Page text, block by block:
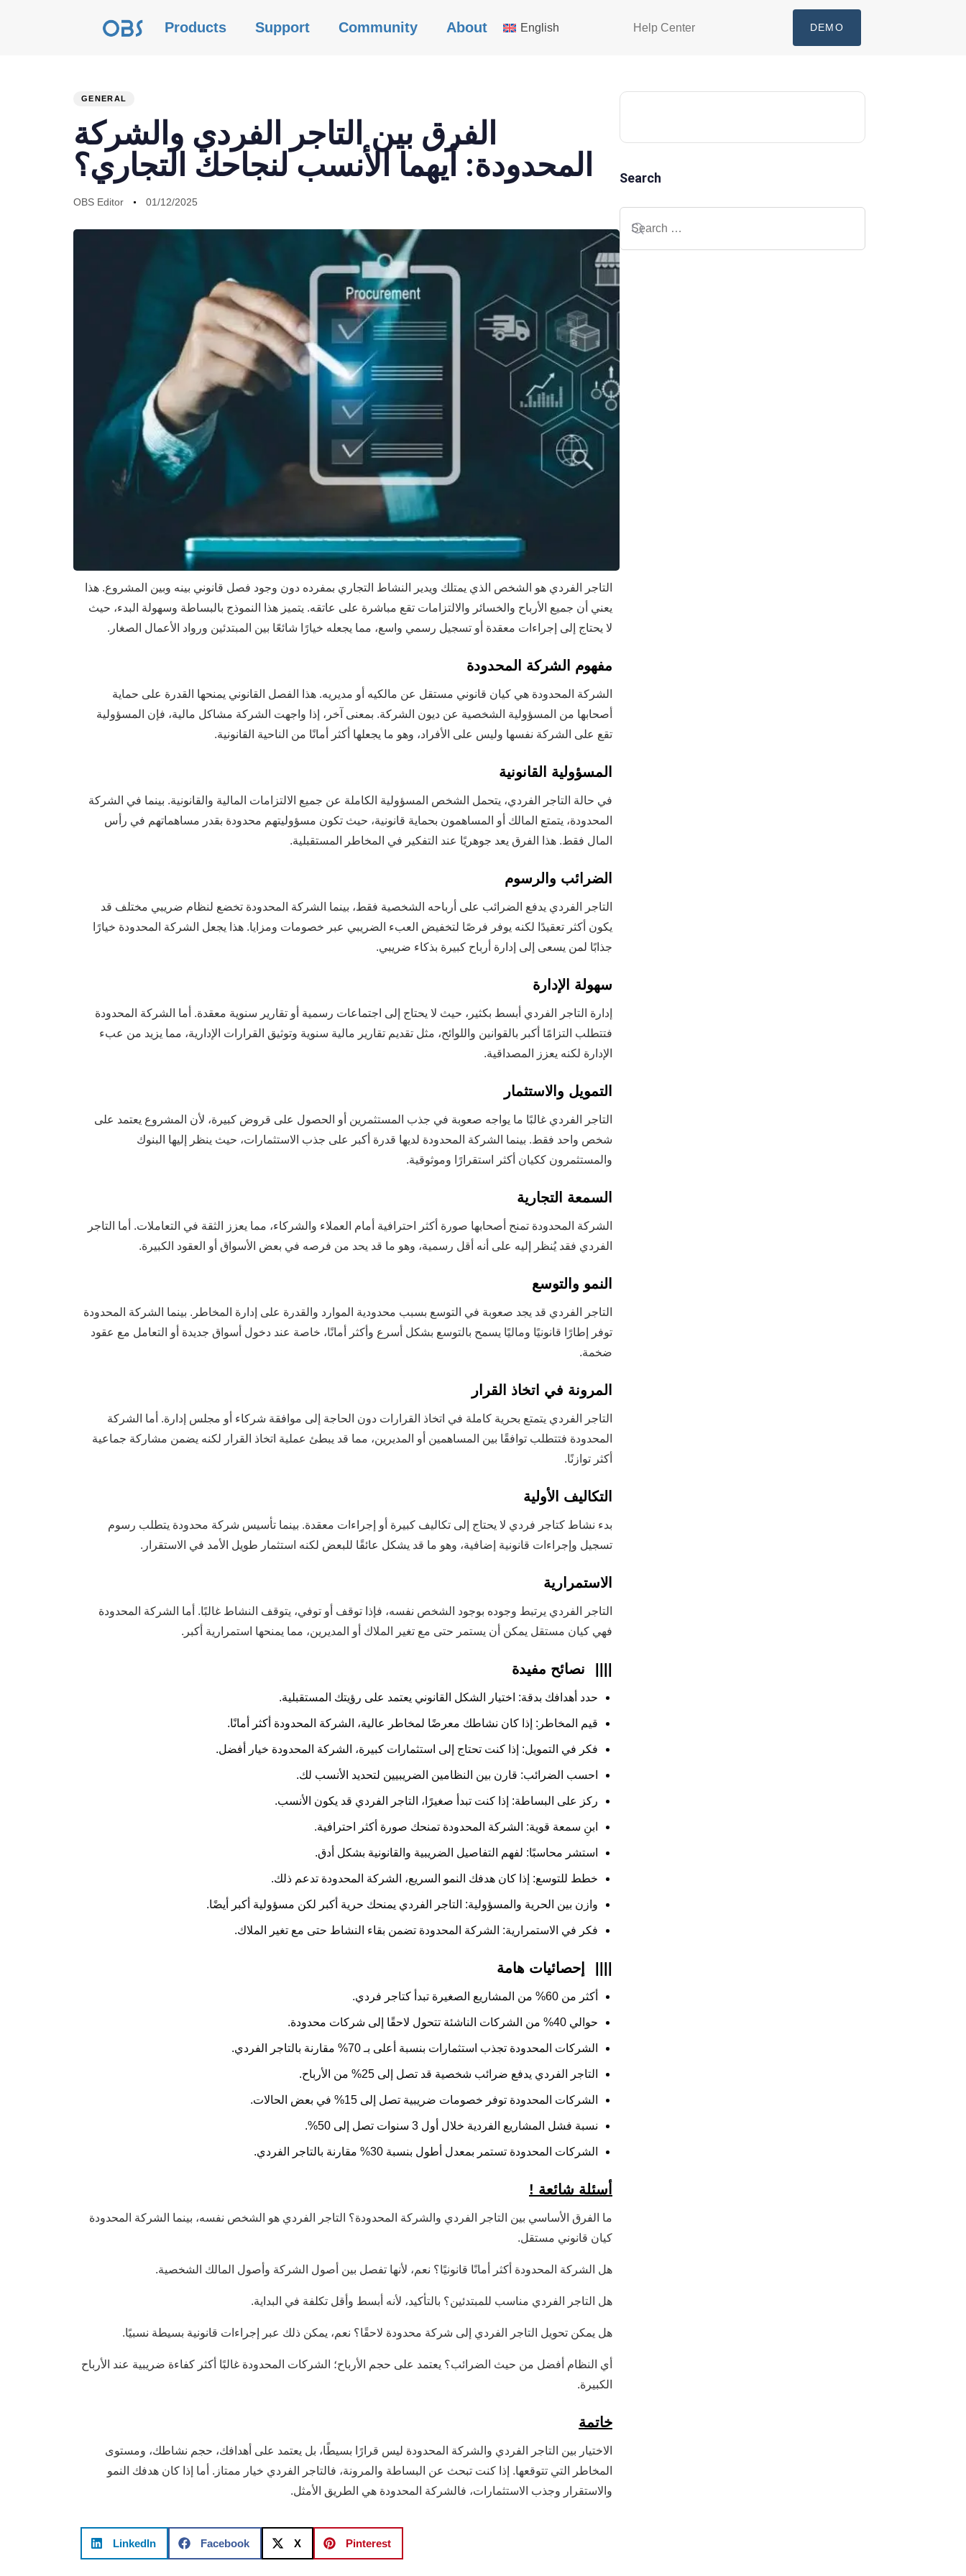
Products Support Community About English Help Center DEMO
PUBLISHED
GENERAL
الفرق بين التاجر الفردي والشركة
المحدودة: أيهما الأنسب لنجاحك التجاري؟
Author
OBS Editor
Published
01/12/2025
التاجر الفردي هو الشخص الذي يمتلك ويدير النشاط التجاري بمفرده دون وجود فصل قانوني بينه وبين المشروع. هذا
يعني أن جميع الأرباح والخسائر والالتزامات تقع مباشرة على عاتقه. يتميز هذا النموذج بالبساطة وسهولة البدء، حيث
لا يحتاج إلى إجراءات معقدة أو تسجيل رسمي واسع، مما يجعله خيارًا شائعًا بين المبتدئين ورواد الأعمال الصغار.
مفهوم الشركة المحدودة
الشركة المحدودة هي كيان قانوني مستقل عن مالكيه أو مديريه. هذا الفصل القانوني يمنحها القدرة على حماية
أصحابها من المسؤولية الشخصية عن ديون الشركة. بمعنى آخر، إذا واجهت الشركة مشاكل مالية، فإن المسؤولية
تقع على الشركة نفسها وليس على الأفراد، وهو ما يجعلها أكثر أمانًا من الناحية القانونية.
المسؤولية القانونية
في حالة التاجر الفردي، يتحمل الشخص المسؤولية الكاملة عن جميع الالتزامات المالية والقانونية. بينما في الشركة
المحدودة، يتمتع المالك أو المساهمون بحماية قانونية، حيث تكون مسؤوليتهم محدودة بقدر مساهماتهم في رأس
المال فقط. هذا الفرق يعد جوهريًا عند التفكير في المخاطر المستقبلية.
الضرائب والرسوم
التاجر الفردي يدفع الضرائب على أرباحه الشخصية فقط، بينما الشركة المحدودة تخضع لنظام ضريبي مختلف قد
يكون أكثر تعقيدًا لكنه يوفر فرصًا لتخفيض العبء الضريبي عبر خصومات ومزايا. هذا يجعل الشركة المحدودة خيارًا
جذابًا لمن يسعى إلى إدارة أرباح كبيرة بذكاء ضريبي.
سهولة الإدارة
إدارة التاجر الفردي أبسط بكثير، حيث لا يحتاج إلى اجتماعات رسمية أو تقارير سنوية معقدة. أما الشركة المحدودة
فتتطلب التزامًا أكبر بالقوانين واللوائح، مثل تقديم تقارير مالية سنوية وتوثيق القرارات الإدارية، مما يزيد من عبء
الإدارة لكنه يعزز المصداقية.
التمويل والاستثمار
التاجر الفردي غالبًا ما يواجه صعوبة في جذب المستثمرين أو الحصول على قروض كبيرة، لأن المشروع يعتمد على
شخص واحد فقط. بينما الشركة المحدودة لديها قدرة أكبر على جذب الاستثمارات، حيث ينظر إليها البنوك
والمستثمرون ككيان أكثر استقرارًا وموثوقية.
السمعة التجارية
الشركة المحدودة تمنح أصحابها صورة أكثر احترافية أمام العملاء والشركاء، مما يعزز الثقة في التعاملات. أما التاجر
الفردي فقد يُنظر إليه على أنه أقل رسمية، وهو ما قد يحد من فرصه في بعض الأسواق أو العقود الكبيرة.
النمو والتوسع
التاجر الفردي قد يجد صعوبة في التوسع بسبب محدودية الموارد والقدرة على إدارة المخاطر. بينما الشركة المحدودة
توفر إطارًا قانونيًا وماليًا يسمح بالتوسع بشكل أسرع وأكثر أمانًا، خاصة عند دخول أسواق جديدة أو التعامل مع عقود
ضخمة.
المرونة في اتخاذ القرار
التاجر الفردي يتمتع بحرية كاملة في اتخاذ القرارات دون الحاجة إلى موافقة شركاء أو مجلس إدارة. أما الشركة
المحدودة فتتطلب توافقًا بين المساهمين أو المديرين، مما قد يبطئ عملية اتخاذ القرار لكنه يضمن مشاركة جماعية
أكثر توازنًا.
التكاليف الأولية
بدء نشاط كتاجر فردي لا يحتاج إلى تكاليف كبيرة أو إجراءات معقدة. بينما تأسيس شركة محدودة يتطلب رسوم
تسجيل وإجراءات قانونية إضافية، وهو ما قد يشكل عائقًا للبعض لكنه استثمار طويل الأمد في الاستقرار.
الاستمرارية
التاجر الفردي يرتبط وجوده بوجود الشخص نفسه، فإذا توقف أو توفي، يتوقف النشاط غالبًا. أما الشركة المحدودة
فهي كيان مستقل يمكن أن يستمر حتى مع تغير الملاك أو المديرين، مما يمنحها استمرارية أكبر.
نصائح مفيدة
حدد أهدافك بدقة: اختيار الشكل القانوني يعتمد على رؤيتك المستقبلية.
قيم المخاطر: إذا كان نشاطك معرضًا لمخاطر عالية، الشركة المحدودة أكثر أمانًا.
فكر في التمويل: إذا كنت تحتاج إلى استثمارات كبيرة، الشركة المحدودة خيار أفضل.
احسب الضرائب: قارن بين النظامين الضريبيين لتحديد الأنسب لك.
ركز على البساطة: إذا كنت تبدأ صغيرًا، التاجر الفردي قد يكون الأنسب.
ابنِ سمعة قوية: الشركة المحدودة تمنحك صورة أكثر احترافية.
استشر محاسبًا: لفهم التفاصيل الضريبية والقانونية بشكل أدق.
خطط للتوسع: إذا كان هدفك النمو السريع، الشركة المحدودة تدعم ذلك.
وازن بين الحرية والمسؤولية: التاجر الفردي يمنحك حرية أكبر لكن مسؤولية أكبر أيضًا.
فكر في الاستمرارية: الشركة المحدودة تضمن بقاء النشاط حتى مع تغير الملاك.
إحصائيات هامة
أكثر من 60% من المشاريع الصغيرة تبدأ كتاجر فردي.
حوالي 40% من الشركات الناشئة تتحول لاحقًا إلى شركات محدودة.
الشركات المحدودة تجذب استثمارات بنسبة أعلى بـ 70% مقارنة بالتاجر الفردي.
التاجر الفردي يدفع ضرائب شخصية قد تصل إلى 25% من الأرباح.
الشركات المحدودة توفر خصومات ضريبية تصل إلى 15% في بعض الحالات.
نسبة فشل المشاريع الفردية خلال أول 3 سنوات تصل إلى 50%.
الشركات المحدودة تستمر بمعدل أطول بنسبة 30% مقارنة بالتاجر الفردي.
أسئلة شائعة !
ما الفرق الأساسي بين التاجر الفردي والشركة المحدودة؟ التاجر الفردي هو الشخص نفسه، بينما الشركة المحدودة
كيان قانوني مستقل.
هل الشركة المحدودة أكثر أمانًا قانونيًا؟ نعم، لأنها تفصل بين أصول الشركة وأصول المالك الشخصية.
هل التاجر الفردي مناسب للمبتدئين؟ بالتأكيد، لأنه أبسط وأقل تكلفة في البداية.
هل يمكن تحويل التاجر الفردي إلى شركة محدودة لاحقًا؟ نعم، يمكن ذلك عبر إجراءات قانونية بسيطة نسبيًا.
أي النظام أفضل من حيث الضرائب؟ يعتمد على حجم الأرباح؛ الشركات المحدودة غالبًا أكثر كفاءة ضريبية عند الأرباح
الكبيرة.
خاتمة
الاختيار بين التاجر الفردي والشركة المحدودة ليس قرارًا بسيطًا، بل يعتمد على أهدافك، حجم نشاطك، ومستوى
المخاطر التي تتوقعها. إذا كنت تبحث عن البساطة والمرونة، فالتاجر الفردي خيار ممتاز. أما إذا كان هدفك النمو
والاستقرار وجذب الاستثمارات، فالشركة المحدودة هي الطريق الأمثل.
LinkedIn Facebook X Pinterest
Search